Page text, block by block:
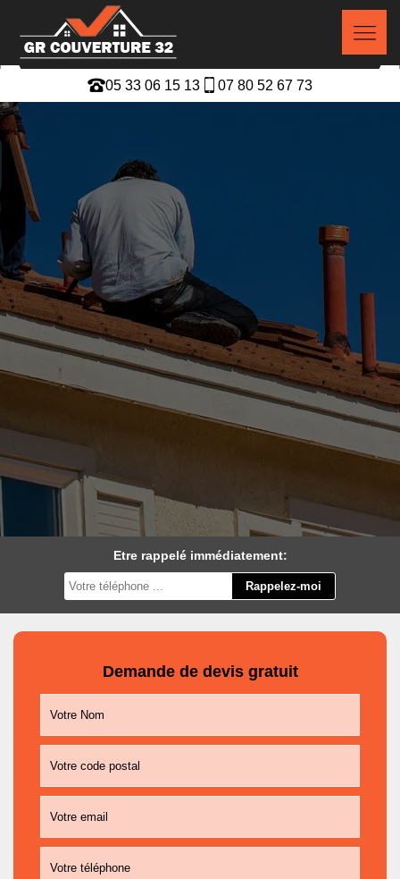
05 33 06 15 13 07 80 52 67 73
Etre rappelé immédiatement:
Demande de devis gratuit